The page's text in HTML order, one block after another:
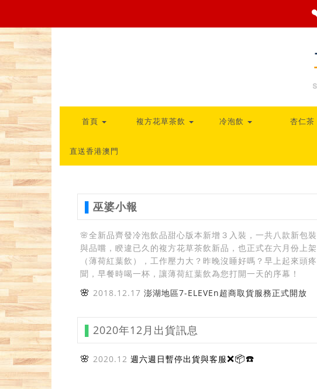
首頁 複方花草茶飲 冷泡飲 杏仁茶
直送香港澳門
巫婆小報
🌸全新品齊發冷泡飲品甜心版本新增３入裝，一共八款新包
與品嚐，睽違已久的複方花草茶飲新品，也正式在六月份上
（薄荷紅葉飲），工作壓力大？昨晚沒睡好嗎？早上起來頭
聞，早餐時喝一杯，讓薄荷紅葉飲為您打開一天的序幕！
🌸 2018.12.17 澎湖地區7-ELEVEn超商取貨服務正式開放​
2020年12月出貨訊息
🌸 2020.12 週六週日暫停出貨與客服❌📦☎️